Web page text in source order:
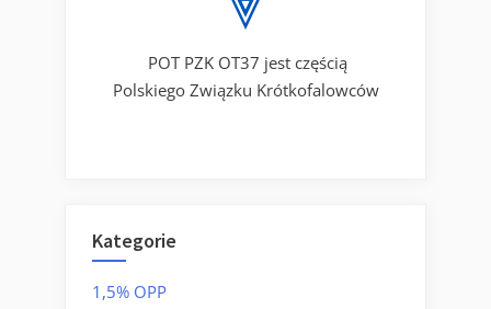
POT PZK OT37 jest częścią
Polskiego Związku Krótkofalowców
Kategorie
1,5% OPP